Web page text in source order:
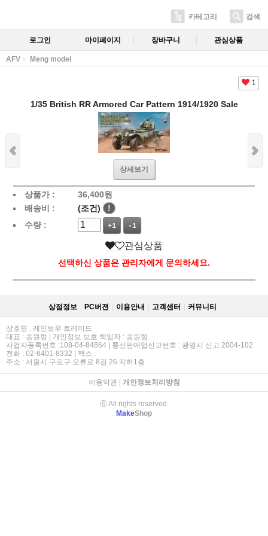
카테고리 검색
로그인 마이페이지 장바구니 관심상품
AFV Meng model
1
1/35 British RR Armored Car Pattern 1914/1920 Sale
상세보기
상품가 : 36,400원
배송비 :
(조건)
!
수량 :
+1 -1
관심상품
선택하신 상품은 관리자에게 문의하세요.
상점정보 PC버젼 이용안내 고객센터 커뮤니티
상호명 : 레인보우 트레이드
대표 : 송원형 | 개인정보 보호 책임자 : 송원형
사업자등록번호 :108-04-84864 | 통신판매업신고번호 : 광명시 신고 2004-102
전화 : 02-6401-8332 | 팩스 :
주소 : 서울시 구로구 오류로 8길 26 지하1층
이용약관| 개인정보처리방침
ⓒ All rights reserved.
MakeShop